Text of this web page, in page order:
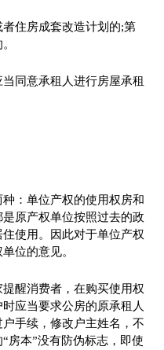
住房成套改造计划的;第
同意承租人进行房屋承租
：单位产权的使用权房和
原产权单位按照过去的政
使用。因此对于单位产权
位的意见。
醒消费者，在购买使用权
应当要求公房的原承租人
手续，修改户主姓名，不
房本”没有防伪标志，即使